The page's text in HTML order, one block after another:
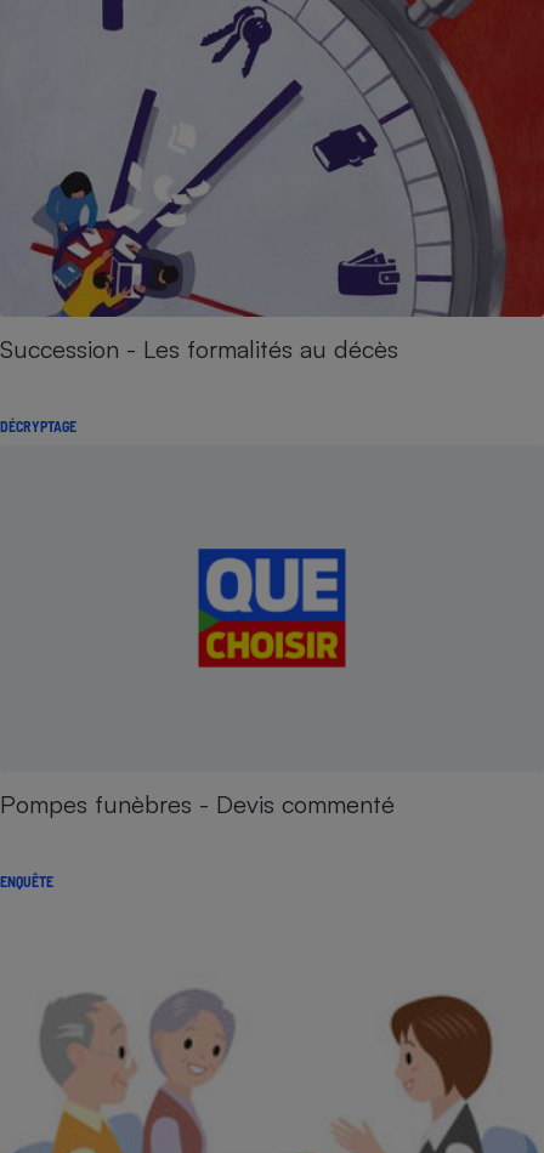
Succession - Les formalités au décès
DÉCRYPTAGE
Pompes funèbres - Devis commenté
ENQUÊTE